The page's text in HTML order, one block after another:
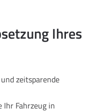
Ihres
zeitsparende
Ihr Fahrzeug in